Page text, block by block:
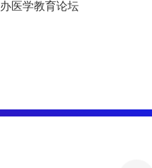
医学教育论坛